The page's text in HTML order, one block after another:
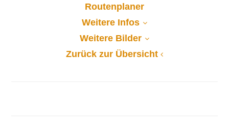
Routenplaner
Weitere Infos
Weitere Bilder
Zurück zur Übersicht